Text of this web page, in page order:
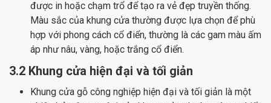
được in hoặc chạm trổ để tạo ra vẻ đẹp truyền thống.
Màu sắc của khung cửa thường được lựa chọn để phù
hợp với phong cách cổ điển, thường là các gam màu ấm
áp như nâu, vàng, hoặc trắng cổ điển.
3.2 Khung cửa hiện đại và tối giản
Khung cửa gỗ công nghiệp hiện đại và tối giản là một